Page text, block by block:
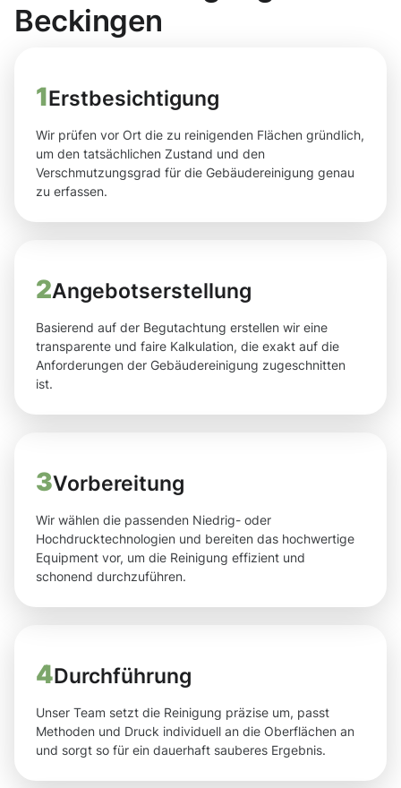
Beckingen
1Erstbesichtigung
Wir prüfen vor Ort die zu reinigenden Flächen gründlich,
um den tatsächlichen Zustand und den
Verschmutzungsgrad für die Gebäudereinigung genau
zu erfassen.
2Angebotserstellung
Basierend auf der Begutachtung erstellen wir eine
transparente und faire Kalkulation, die exakt auf die
Anforderungen der Gebäudereinigung zugeschnitten
ist.
3Vorbereitung
Wir wählen die passenden Niedrig- oder
Hochdrucktechnologien und bereiten das hochwertige
Equipment vor, um die Reinigung effizient und
schonend durchzuführen.
4Durchführung
Unser Team setzt die Reinigung präzise um, passt
Methoden und Druck individuell an die Oberflächen an
und sorgt so für ein dauerhaft sauberes Ergebnis.